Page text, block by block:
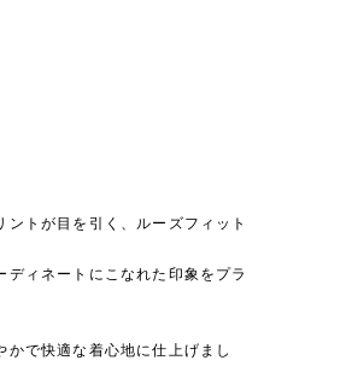
トが目を引く、ルーズフィット
ィネートにこなれた印象をプラ
で快適な着心地に仕上げまし